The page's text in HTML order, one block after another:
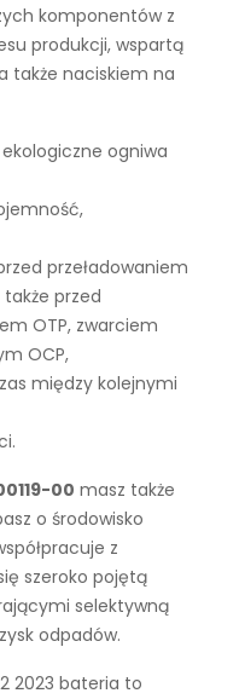
komponentów z
produkcji, wspartą
także naciskiem na
ekologiczne ogniwa
przeładowaniem
przed
OTP, zwarciem
OCP,
między kolejnymi
00 masz także
o środowisko
z
szeroko pojętą
selektywną
odpadów.
2023 bateria to